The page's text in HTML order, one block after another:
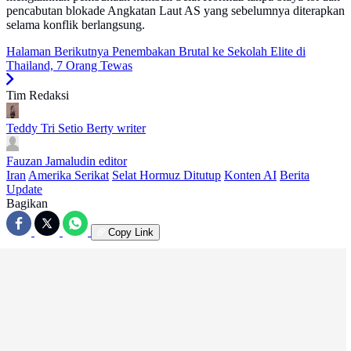
pencabutan blokade Angkatan Laut AS yang sebelumnya diterapkan
selama konflik berlangsung.
Halaman Berikutnya Penembakan Brutal ke Sekolah Elite di
Thailand, 7 Orang Tewas
Tim Redaksi
Teddy Tri Setio Berty writer
Fauzan Jamaludin editor
IranAmerika Serikat Selat Hormuz Ditutup Konten AI Berita
Update
Bagikan
Copy Link